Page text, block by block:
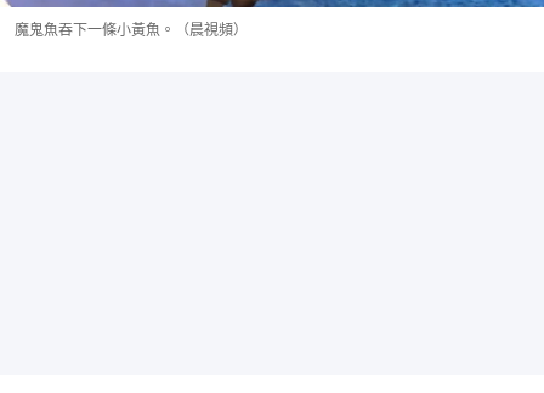
魔鬼魚吞下一條小黃魚。（晨視頻）